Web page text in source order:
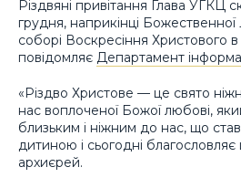
Різдвяні привітання Глава УГКЦ
грудня, наприкінці Божественної
соборі Воскресіння Христового
повідомляє Департамент
«Різдво Христове — це свято
нас воплоченої Божої любові,
близьким і ніжним до нас, що
дитиною і сьогодні благословляє
архиєрей.